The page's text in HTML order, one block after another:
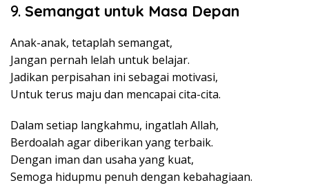
9. Semangat untuk Masa Depan
Anak-anak, tetaplah semangat,
Jangan pernah lelah untuk belajar.
Jadikan perpisahan ini sebagai motivasi,
Untuk terus maju dan mencapai cita-cita.
Dalam setiap langkahmu, ingatlah Allah,
Berdoalah agar diberikan yang terbaik.
Dengan iman dan usaha yang kuat,
Semoga hidupmu penuh dengan kebahagiaan.